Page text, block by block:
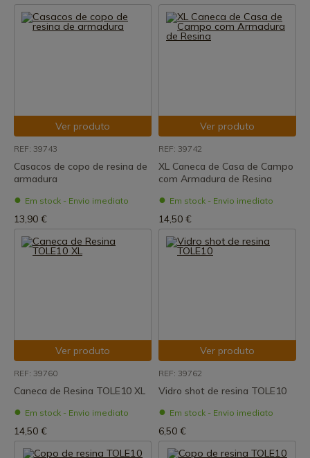
Ver produto
REF: 39743
Casacos de copo de resina de
armadura
Em stock - Envio imediato
13,90 €
Ver produto
REF: 39742
XL Caneca de Casa de Campo
com Armadura de Resina
Em stock - Envio imediato
14,50 €
Ver produto
REF: 39760
Caneca de Resina TOLE10 XL
Em stock - Envio imediato
14,50 €
Ver produto
REF: 39762
Vidro shot de resina TOLE10
Em stock - Envio imediato
6,50 €